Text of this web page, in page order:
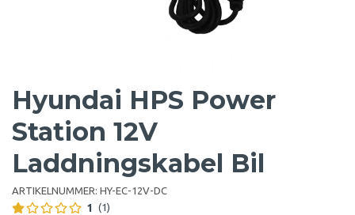
Hyundai HPS Power
Station 12V
Laddningskabel Bil
ARTIKELNUMMER: HY-EC-12V-DC
1 (1)